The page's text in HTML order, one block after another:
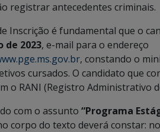
registrar antecedentes criminais.
Inscrição é fundamental que o
de 2023, e-mail para o endereço
, constando o
cursados. O candidato que
o RANI (Registro Administrativo
com o assunto “Programa
corpo do texto deverá constar: